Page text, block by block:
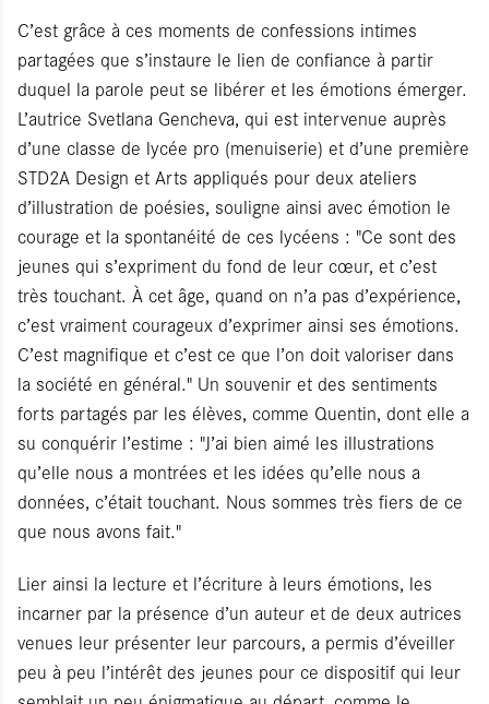
C’est grâce à ces moments de confessions intimes
partagées que s’instaure le lien de confiance à partir
duquel la parole peut se libérer et les émotions émerger.
L’autrice Svetlana Gencheva, qui est intervenue auprès
d’une classe de lycée pro (menuiserie) et d’une première
STD2A Design et Arts appliqués pour deux ateliers
d’illustration de poésies, souligne ainsi avec émotion le
courage et la spontanéité de ces lycéens : "Ce sont des
jeunes qui s’expriment du fond de leur cœur, et c’est
très touchant. À cet âge, quand on n’a pas d’expérience,
c’est vraiment courageux d’exprimer ainsi ses émotions.
C’est magnifique et c’est ce que l’on doit valoriser dans
la société en général." Un souvenir et des sentiments
forts partagés par les élèves, comme Quentin, dont elle a
su conquérir l’estime : "J’ai bien aimé les illustrations
qu’elle nous a montrées et les idées qu’elle nous a
données, c’était touchant. Nous sommes très fiers de ce
que nous avons fait."
Lier ainsi la lecture et l’écriture à leurs émotions, les
incarner par la présence d’un auteur et de deux autrices
venues leur présenter leur parcours, a permis d’éveiller
peu à peu l’intérêt des jeunes pour ce dispositif qui leur